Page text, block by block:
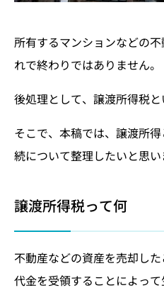
所有するマンションなどの
れで終わりではありません。
後処理として、譲渡所得税と
そこで、本稿では、譲渡所
続について整理したいと思い
譲渡所得税って何
不動産などの資産を売却し
代金を受領することによって